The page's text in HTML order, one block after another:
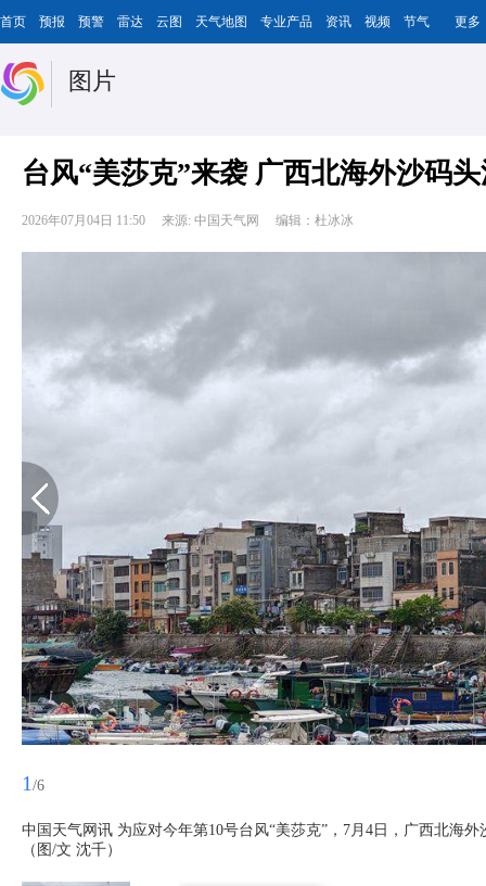
首页 预报 预警 雷达 云图 天气地图 专业产品 资讯 视频 节气 更多
图片
台风“美莎克”来袭 广西北海外沙码
2026年07月04日 11:50 来源: 中国天气网 编辑：杜冰冰
1 /6
中国天气网讯 为应对今年第10号台风“美莎克”，7月4日，广西北海
（图/文 沈千）